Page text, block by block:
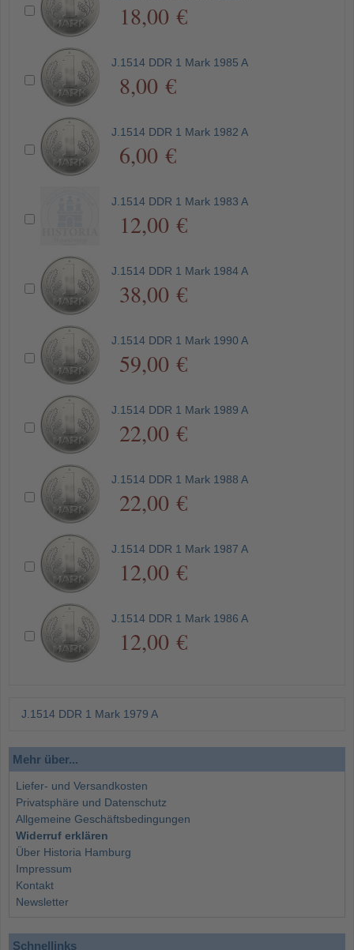
18,00 €
J.1514 DDR 1 Mark 1985 A
8,00 €
J.1514 DDR 1 Mark 1982 A
6,00 €
J.1514 DDR 1 Mark 1983 A
12,00 €
J.1514 DDR 1 Mark 1984 A
38,00 €
J.1514 DDR 1 Mark 1990 A
59,00 €
J.1514 DDR 1 Mark 1989 A
22,00 €
J.1514 DDR 1 Mark 1988 A
22,00 €
J.1514 DDR 1 Mark 1987 A
12,00 €
J.1514 DDR 1 Mark 1986 A
12,00 €
J.1514 DDR 1 Mark 1979 A
Mehr über...
Liefer- und Versandkosten
Privatsphäre und Datenschutz
Allgemeine Geschäftsbedingungen
Widerruf erklären
Über Historia Hamburg
Impressum
Kontakt
Newsletter
Schnellinks